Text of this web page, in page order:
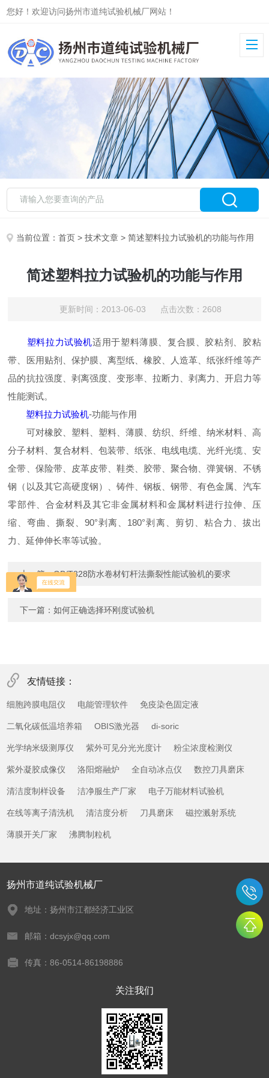
您好！欢迎访问扬州市道纯试验机械厂网站！
当前位置：首页 >技术文章 > 简述塑料拉力试验机的功能与作用
简述塑料拉力试验机的功能与作用
更新时间：2013-06-03 点击次数：2608
塑料拉力试验机适用于塑料薄膜、复合膜、胶粘剂、胶粘
带、医用贴剂、保护膜、离型纸、橡胶、人造革、纸张纤维等产
品的抗拉强度、剥离强度、变形率、拉断力、剥离力、开启力等
性能测试。
塑料拉力试验机-功能与作用
可对橡胶、塑料、塑料、薄膜、纺织、纤维、纳米材料、高
分子材料、复合材料、包装带、纸张、电线电缆、光纤光缆、安
全带、保险带、皮革皮带、鞋类、胶带、聚合物、弹簧钢、不锈
钢（以及其它高硬度钢）、铸件、钢板、钢带、有色金属、汽车
零部件、合金材料及其它非金属材料和金属材料进行拉伸、压
缩、弯曲、撕裂、90°剥离、180°剥离、剪切、粘合力、拔出
力、延伸伸长率等试验。
上一篇：GB/T328防水卷材钉杆法撕裂性能试验机的要求
下一篇：如何正确选择环刚度试验机
友情链接：
细胞跨膜电阻仪 电能管理软件 免疫染色固定液
二氧化碳低温培养箱 OBIS激光器 di-soric
光学纳米级测厚仪 紫外可见分光光度计 粉尘浓度检测仪
紫外凝胶成像仪 洛阳熔融炉 全自动冰点仪 数控刀具磨床
清洁度制样设备 洁净服生产厂家 电子万能材料试验机
在线等离子清洗机 清洁度分析 刀具磨床 磁控溅射系统
薄膜开关厂家 沸腾制粒机
扬州市道纯试验机械厂
地址：扬州市江都经济工业区
邮箱：dcsyjx@qq.com
传真：86-0514-86198886
关注我们